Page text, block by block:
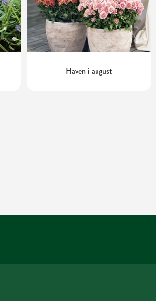
Haven i august